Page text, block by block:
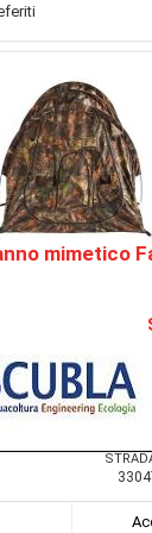
mimetico